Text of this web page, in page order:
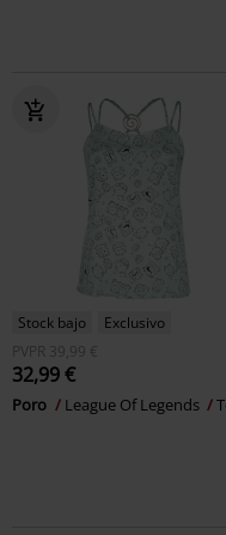
Stock bajo
Exclusivo
PVPR 39,99 €
32,99 €
Poro League Of Legends